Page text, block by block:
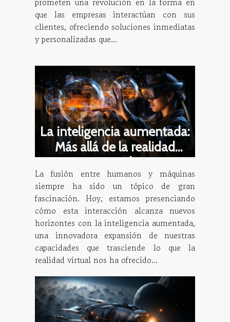
que las empresas interactúan con sus
clientes, ofreciendo soluciones inmediatas
y personalizadas que...
La inteligencia aumentada:
Más allá de la realidad
virtual
La fusión entre humanos y máquinas
siempre ha sido un tópico de gran
fascinación. Hoy, estamos presenciando
cómo esta interacción alcanza nuevos
horizontes con la inteligencia aumentada,
una innovadora expansión de nuestras
capacidades que trasciende lo que la
realidad virtual nos ha ofrecido...